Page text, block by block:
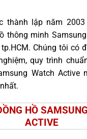
thành lập năm
thông minh
Chúng tôi có
quy trình
Watch Active
HỒ
ACTIVE